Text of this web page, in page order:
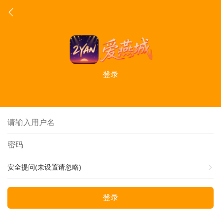
登录
安全提问(未设置请忽略)
登录